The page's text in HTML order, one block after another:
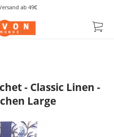
ab 49€
- Classic Linen -
Large